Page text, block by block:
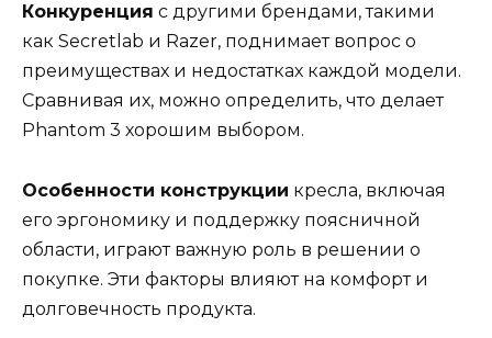
Конкуренция с другими брендами, такими
как Secretlab и Razer, поднимает вопрос о
преимуществах и недостатках каждой модели.
Сравнивая их, можно определить, что делает
Phantom 3 хорошим выбором.
Особенности конструкции кресла, включая
его эргономику и поддержку поясничной
области, играют важную роль в решении о
покупке. Эти факторы влияют на комфорт и
долговечность продукта.